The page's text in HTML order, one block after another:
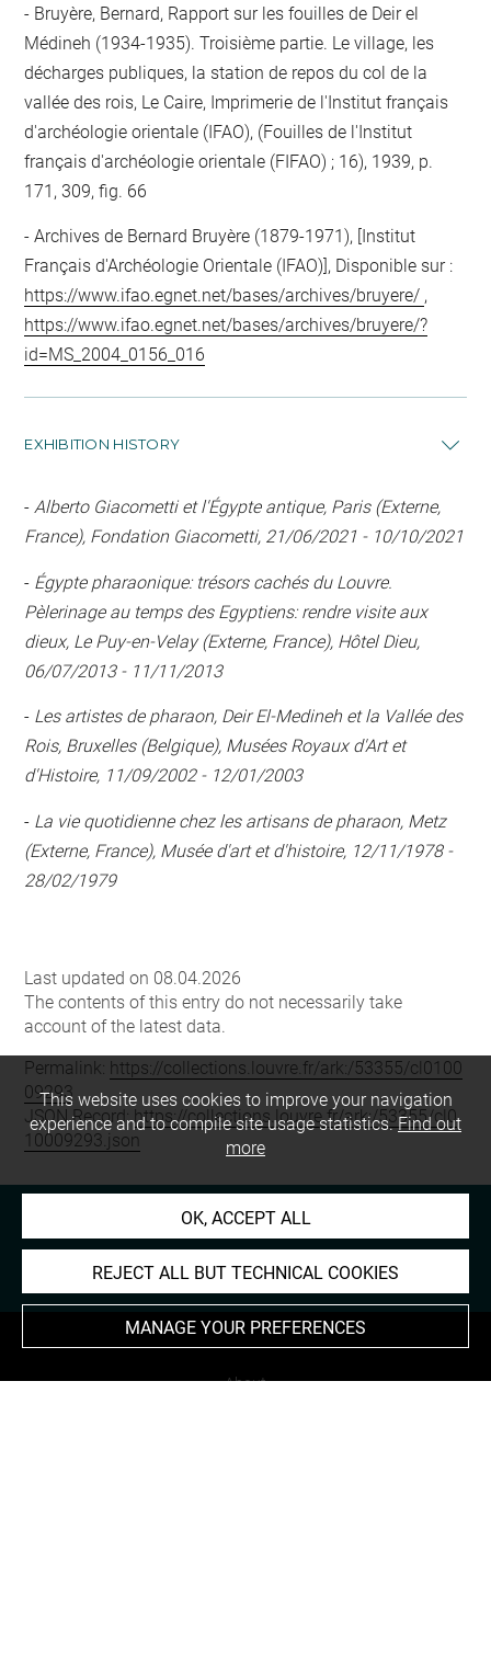
Bruyère, Bernard, Rapport sur les fouilles de Deir el
Médineh (1934-1935). Troisième partie. Le village, les
décharges publiques, la station de repos du col de la
vallée des rois, Le Caire, Imprimerie de l'Institut français
d'archéologie orientale (IFAO), (Fouilles de l'Institut
français d'archéologie orientale (FIFAO) ; 16), 1939, p.
171, 309, fig. 66
Archives de Bernard Bruyère (1879-1971), [Institut
Français d'Archéologie Orientale (IFAO)], Disponible sur :
https://www.ifao.egnet.net/bases/archives/bruyere/ ,
https://www.ifao.egnet.net/bases/archives/bruyere/?
id=MS_2004_0156_016
EXHIBITION HISTORY
-Alberto Giacometti et l'Égypte antique, Paris (Externe,
France), Fondation Giacometti, 21/06/2021 - 10/10/2021
- Égypte pharaonique: trésors cachés du Louvre.
Pèlerinage au temps des Egyptiens: rendre visite aux
dieux, Le Puy-en-Velay (Externe, France), Hôtel Dieu,
06/07/2013 - 11/11/2013
- Les artistes de pharaon, Deir El-Medineh et la Vallée des
Rois, Bruxelles (Belgique), Musées Royaux d'Art et
d'Histoire, 11/09/2002 - 12/01/2003
- La vie quotidienne chez les artisans de pharaon, Metz
(Externe, France), Musée d'art et d'histoire, 12/11/1978 -
28/02/1979
Last updated on 08.04.2026
The contents of this entry do not necessarily take
account of the latest data.
Permalink: https://collections.louvre.fr/ark:/53355/cl0100
09293
JSON Record:https://collections.louvre.fr/ark:/53355/cl0
10009293.json
About
This website uses cookies to improve your navigation
experience and to compile site usage statistics.Find out
more
OK, ACCEPT ALL
REJECT ALL BUT TECHNICAL COOKIES
MANAGE YOUR PREFERENCES